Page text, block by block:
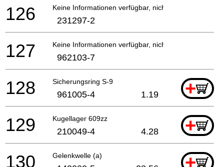
Keine Informationen verfügbar, nicht bestellbar
126 231297-2
Keine Informationen verfügbar, nicht bestellbar
127 962103-7
Sicherungsring S-9 +
128 961005-4 1.19
Kugellager 609zz +
129 210049-4 4.28
Gelenkwelle (a) +
130